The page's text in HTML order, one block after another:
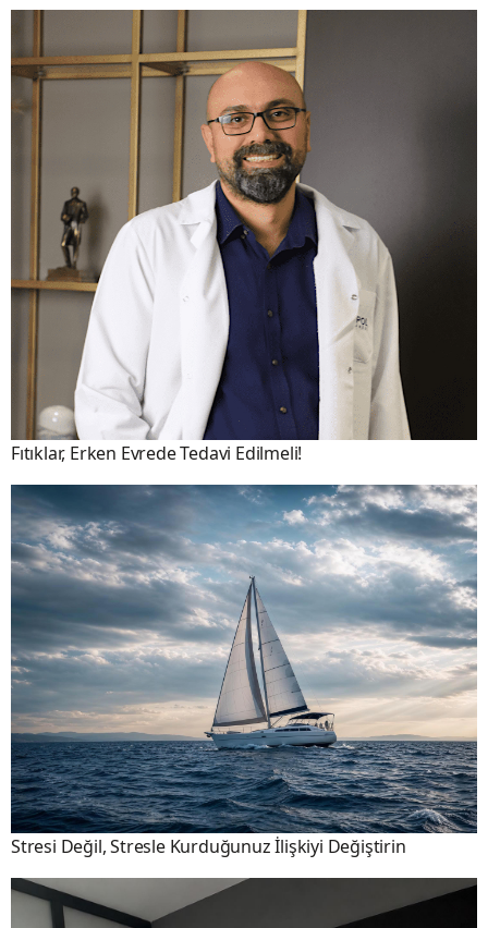
Fıtıklar, Erken Evrede Tedavi Edilmeli!
Stresi Değil, Stresle Kurduğunuz İlişkiyi Değiştirin